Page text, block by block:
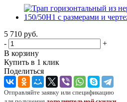
5 710 руб.
-
+
В корзину
Купить в 1 клик
Поделиться
Отправляйте заявку или спецификацию